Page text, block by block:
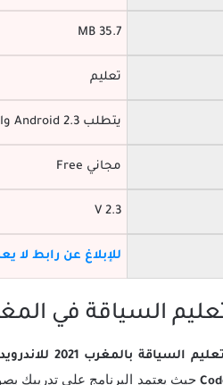
35.7 MB
تعليم
يتطلب Android 2.3 والأحدث
مجاني Free
V 2.3
للإبلاغ عن رابط لا
السياقة في المغرب
تعليم السياقة بالمغرب 2021 للاندرويد
حيث يعتمد البرنامج على تدريبك